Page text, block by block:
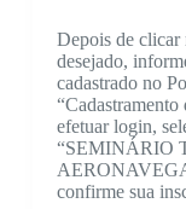
Depois de clicar
desejado,
cadastrado no
efetuar login,
“SEMINÁRIO
confirme sua